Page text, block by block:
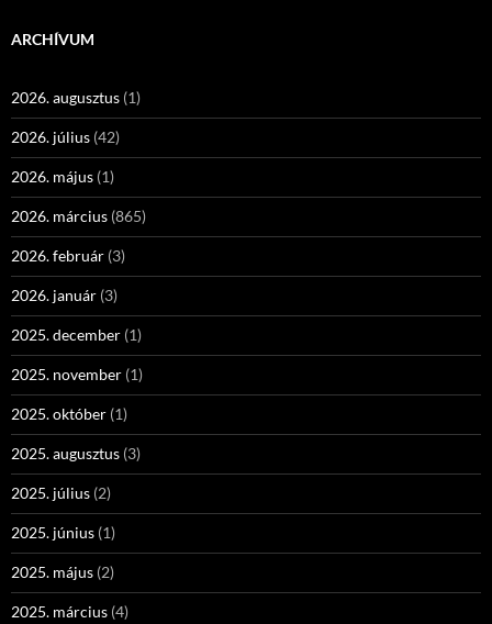
ARCHÍVUM
2026. augusztus (1)
2026. július (42)
2026. május (1)
2026. március (865)
2026. február (3)
2026. január (3)
2025. december (1)
2025. november (1)
2025. október (1)
2025. augusztus (3)
2025. július (2)
2025. június (1)
2025. május (2)
2025. március (4)